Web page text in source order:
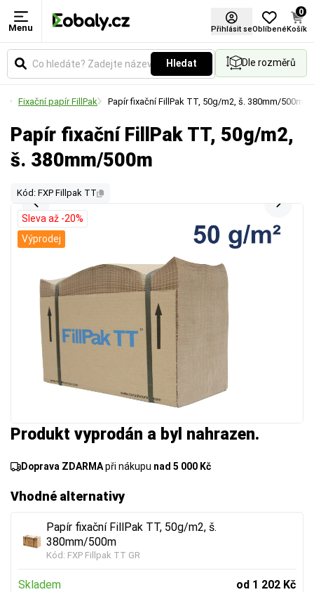
Menu Přihlásit seOblíbené
0
Košík
Hledat Dle rozměrů
Fixační papír FillPak Papír fixační FillPak TT, 50g/m2, š. 380mm/500m
Papír fixační FillPak TT, 50g/m2,
š. 380mm/500m
Kód: FXP Fillpak TT
Produkt vyprodán a byl nahrazen.
Doprava ZDARMApři nákupu nad 5 000 Kč
Vhodné alternativy
Papír fixační FillPak TT, 50g/m2, š.
380mm/500m
Kód: FXP Fillpak TT GR
Skladem od 1 202 Kč
Sleva až -20%
Výprodej